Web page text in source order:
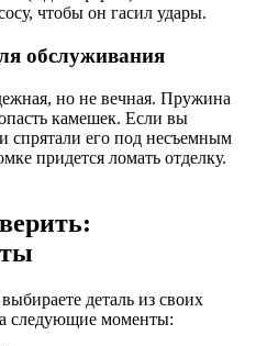
чтобы он гасил удары.
обслуживания
но не вечная. Пружина
камешек. Если вы
спрятали его под несъемным
придется ломать отделку.
деталь из своих
следующие моменты: